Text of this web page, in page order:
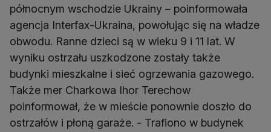
północnym wschodzie Ukrainy – poinformowała
agencja Interfax-Ukraina, powołując się na władze
obwodu. Ranne dzieci są w wieku 9 i 11 lat. W
wyniku ostrzału uszkodzone zostały także
budynki mieszkalne i sieć ogrzewania gazowego.
Także mer Charkowa Ihor Terechow
poinformował, że w mieście ponownie doszło do
ostrzałów i płoną garaże. - Trafiono w budynek